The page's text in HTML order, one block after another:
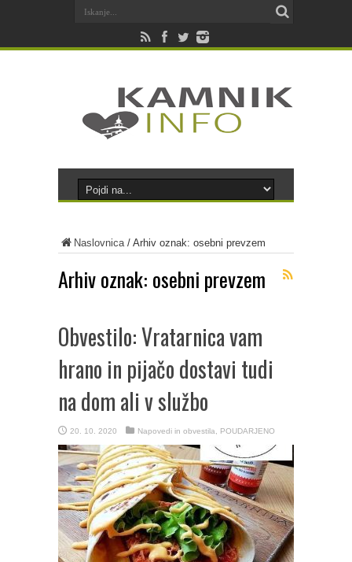
Naslovnica/ Arhiv oznak: osebni prevzem
Arhiv oznak: osebni prevzem
Obvestilo: Vratarnica vam
hrano in pijačo dostavi tudi
na dom ali v službo
20. 10. 2020 Napovedi in obvestila POUDARJENO